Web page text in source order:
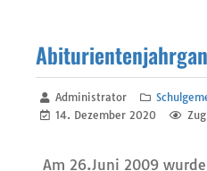
Administrator
14. Dezember 2020
Am 26.Juni 2009